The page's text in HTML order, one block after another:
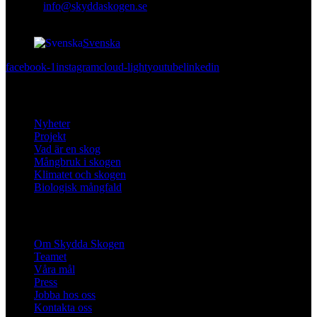
info@skyddaskogen.se
Svenska
facebook-1instagramcloud-lightyoutubelinkedin
Nyheter
Projekt
Vad är en skog
Mångbruk i skogen
Klimatet och skogen
Biologisk mångfald
Om Skydda Skogen
Teamet
Våra mål
Press
Jobba hos oss
Kontakta oss